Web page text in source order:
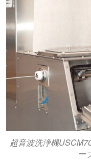
超音波洗浄機
ー